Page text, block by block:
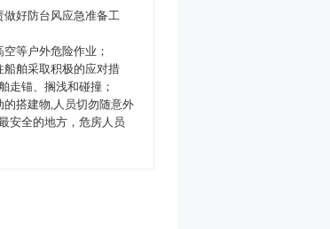
做好防台风应急准备工
等户外危险作业；
舶采取积极的应对措
走锚、搁浅和碰撞；
搭建物,人员切勿随意外
安全的地方，危房人员